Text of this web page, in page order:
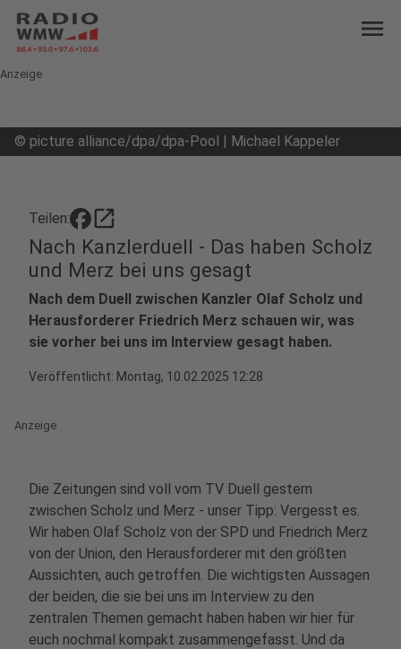
menu
Anzeige
© picture alliance/dpa/dpa-Pool | Michael Kappeler
Teilen: open_in_new
Nach Kanzlerduell - Das haben Scholz
und Merz bei uns gesagt
Nach dem Duell zwischen Kanzler Olaf Scholz und
Herausforderer Friedrich Merz schauen wir, was
sie vorher bei uns im Interview gesagt haben.
Veröffentlicht: Montag, 10.02.2025 12:28
Anzeige
Die Zeitungen sind voll vom TV Duell gestern
zwischen Scholz und Merz - unser Tipp: Vergesst es.
Wir haben Olaf Scholz von der SPD und Friedrich Merz
von der Union, den Herausforderer mit den größten
Aussichten, auch getroffen. Die wichtigsten Aussagen
der beiden, die sie bei uns im Interview zu den
zentralen Themen gemacht haben haben wir hier für
euch nochmal kompakt zusammengefasst. Und da